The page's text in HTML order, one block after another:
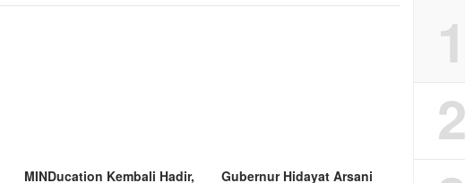
MINDucation Kembali Hadir,
Gubernur Hidayat Arsani
1
2